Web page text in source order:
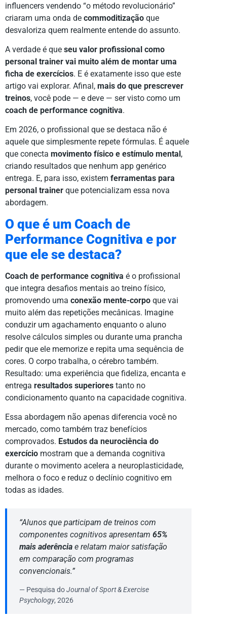
influencers vendendo “o método revolucionário”
criaram uma onda de commoditização que
desvaloriza quem realmente entende do assunto.
A verdade é que seu valor profissional como
personal trainer vai muito além de montar uma
ficha de exercícios. E é exatamente isso que este
artigo vai explorar. Afinal, mais do que prescrever
treinos, você pode — e deve — ser visto como um
coach de performance cognitiva.
Em 2026, o profissional que se destaca não é
aquele que simplesmente repete fórmulas. É aquele
que conecta movimento físico e estímulo mental ,
criando resultados que nenhum app genérico
entrega. E, para isso, existem ferramentas para
personal trainer que potencializam essa nova
abordagem.
O que é um Coach de
Performance Cognitiva e por
que ele se destaca?
Coach de performance cognitiva é o profissional
que integra desafios mentais ao treino físico,
promovendo uma conexão mente-corpo que vai
muito além das repetições mecânicas. Imagine
conduzir um agachamento enquanto o aluno
resolve cálculos simples ou durante uma prancha
pedir que ele memorize e repita uma sequência de
cores. O corpo trabalha, o cérebro também.
Resultado: uma experiência que fideliza, encanta e
entrega resultados superiores tanto no
condicionamento quanto na capacidade cognitiva.
Essa abordagem não apenas diferencia você no
mercado, como também traz benefícios
comprovados. Estudos da neurociência do
exercício mostram que a demanda cognitiva
durante o movimento acelera a neuroplasticidade,
melhora o foco e reduz o declínio cognitivo em
todas as idades.
“Alunos que participam de treinos com
componentes cognitivos apresentam 65%
mais aderência e relatam maior satisfação
em comparação com programas
convencionais.”
— Pesquisa doJournal of Sport & Exercise
Psychology, 2026